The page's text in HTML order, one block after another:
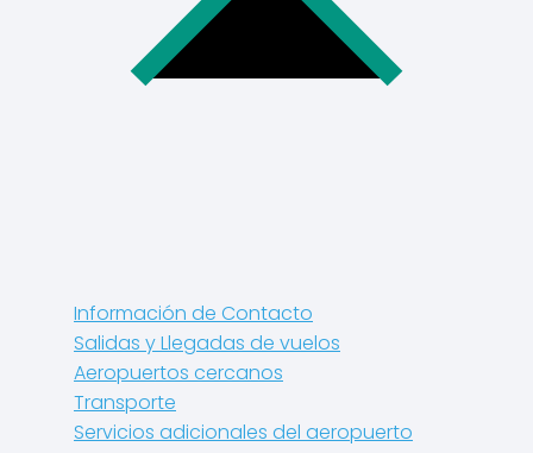
Información de Contacto
Salidas y Llegadas de vuelos
Aeropuertos cercanos
Transporte
Servicios adicionales del aeropuerto